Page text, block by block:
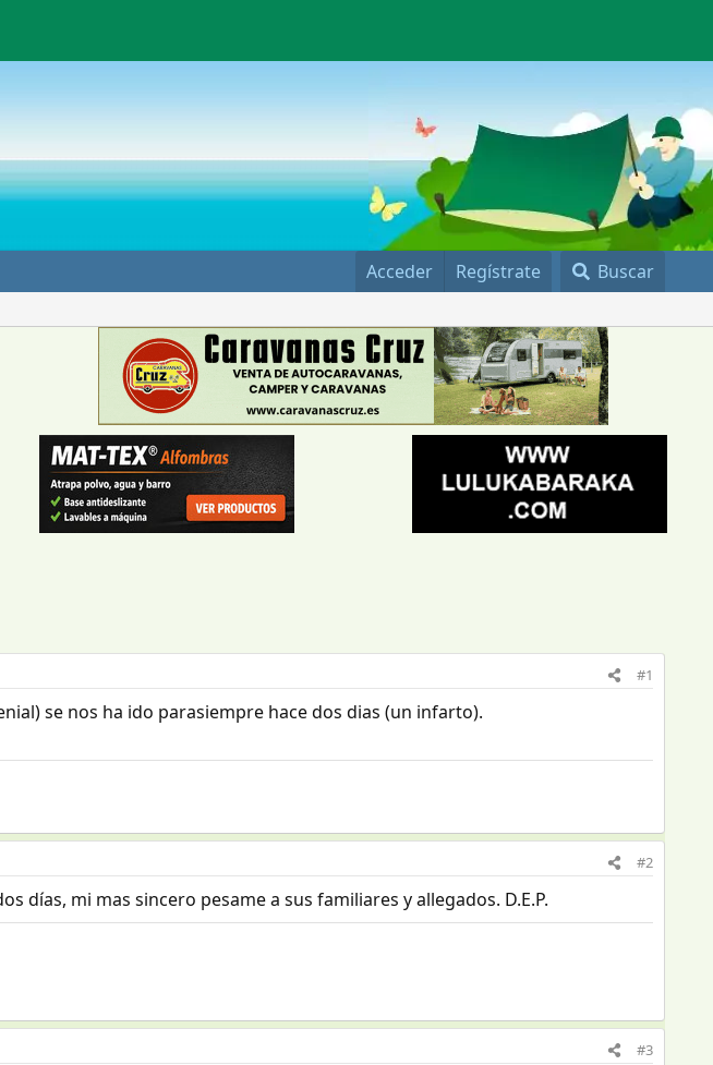
Acceder Regístrate Buscar
#1
se nos ha ido parasiempre hace dos dias (un infarto).
#2
días, mi mas sincero pesame a sus familiares y allegados. D.E.P.
#3